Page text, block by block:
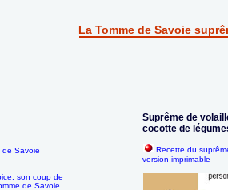
La Tomme de Savoie
de Savoie
son coup de
de Savoie
Suprême de
cocotte de
Recette du
version imprimable